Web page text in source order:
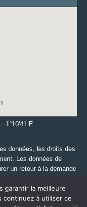
1°10'41 E
données, les droits des
Les données de
un retour à la demande
via le lien ci-dessous.
garantir la meilleure
continuez à utiliser ce